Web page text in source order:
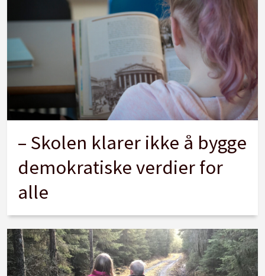
– Skolen klarer ikke å bygge
demokratiske verdier for
alle